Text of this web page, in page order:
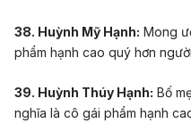
38. Huỳnh Mỹ Hạnh: Mong
phẩm hạnh cao quý hơn
39. Huỳnh Thúy Hạnh: Bố
nghĩa là cô gái phẩm hạnh